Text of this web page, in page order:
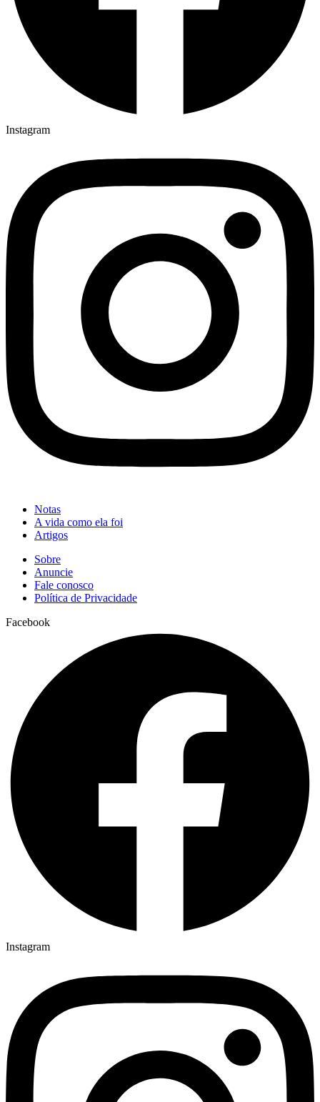
Instagram
Notas
A vida como ela foi
Artigos
Sobre
Anuncie
Fale conosco
Política de Privacidade
Facebook
Instagram